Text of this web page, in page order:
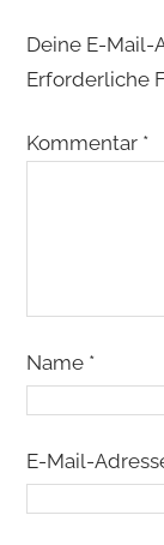
Deine E-Mail-
Erforderliche
Kommentar *
Name *
E-Mail-